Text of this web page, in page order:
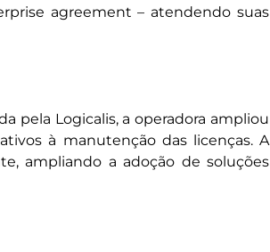
agreement – atendendo suas
pela Logicalis, a operadora ampliou
à manutenção das licenças. A
ampliando a adoção de soluções